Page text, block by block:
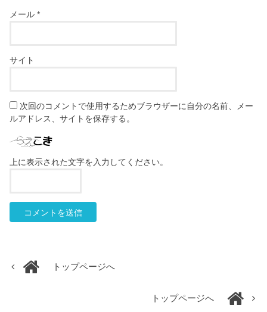
メール*
サイト
次回のコメントで使用するためブラウザーに自分の名前、メー
ルアドレス、サイトを保存する。
上に表示された文字を入力してください。
トップページへ
トップページへ